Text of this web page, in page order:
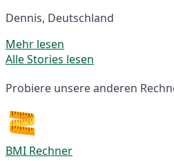
Dennis, Deutschland
Mehr lesen
Alle Stories lesen
Probiere unsere anderen
BMI Rechner